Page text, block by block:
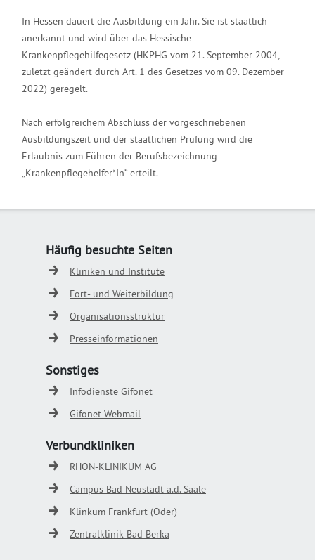
In Hessen dauert die Ausbildung ein Jahr. Sie ist staatlich
anerkannt und wird über das Hessische
Krankenpflegehilfegesetz (HKPHG vom 21. September 2004,
zuletzt geändert durch Art. 1 des Gesetzes vom 09. Dezember
2022) geregelt.
Nach erfolgreichem Abschluss der vorgeschriebenen
Ausbildungszeit und der staatlichen Prüfung wird die
Erlaubnis zum Führen der Berufsbezeichnung
„Krankenpflegehelfer*In“ erteilt.
Häufig besuchte Seiten
Kliniken und Institute
Fort- und Weiterbildung
Organisationsstruktur
Presseinformationen
Sonstiges
Infodienste Gifonet
Gifonet Webmail
Verbundkliniken
RHÖN-KLINIKUM AG
Campus Bad Neustadt a.d. Saale
Klinkum Frankfurt (Oder)
Zentralklinik Bad Berka